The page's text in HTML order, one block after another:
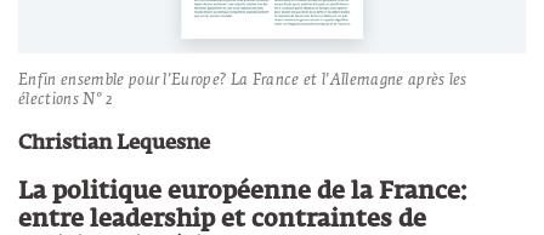
Enfin ensemble pour l’Europe? La France et l’Allemagne après les
élections N° 2
Christian Lequesne
La politique européenne de la France:
entre leadership et contraintes de